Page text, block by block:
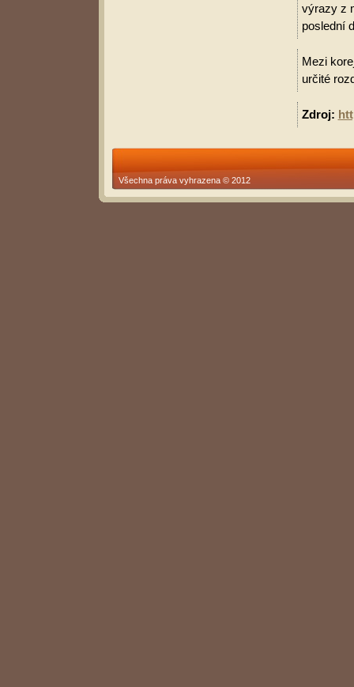
výrazy z
poslední
Mezi
určité
Zdroj:
Všechna práva vyhrazena © 2012